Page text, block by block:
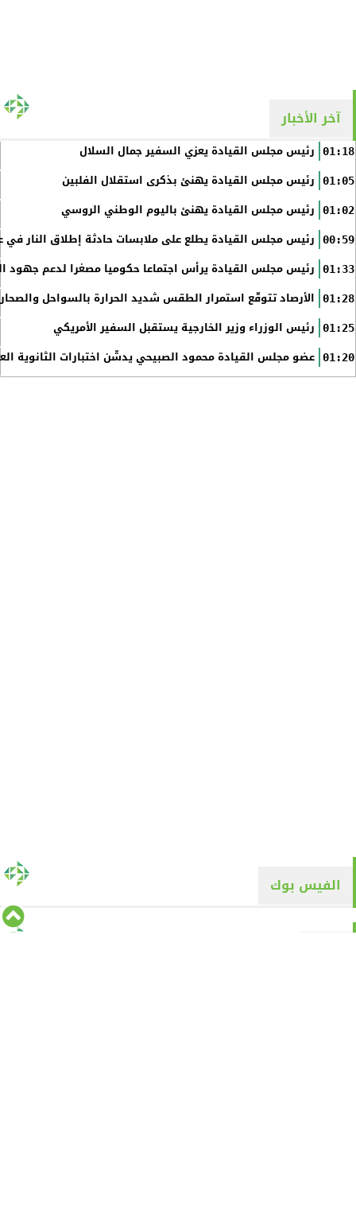
آخر الأخبار
01:18 رئيس مجلس القيادة يعزي السفير جمال السلال
01:05 رئيس مجلس القيادة يهنئ بذكرى استقلال الفلبين
01:02 رئيس مجلس القيادة يهنئ باليوم الوطني الروسي
00:59 رئيس مجلس القيادة يطلع على ملابسات حادثة إطلاق النار في
01:33 رئيس مجلس القيادة يرأس اجتماعا حكوميا مصغرا لدعم جهود
01:28 الأرصاد تتوقّع استمرار الطقس شديد الحرارة بالسواحل
01:25 رئيس الوزراء وزير الخارجية يستقبل السفير الأمريكي
01:20 عضو مجلس القيادة محمود الصبيحي يدشّن اختبارات الثانوية
الفيس بوك